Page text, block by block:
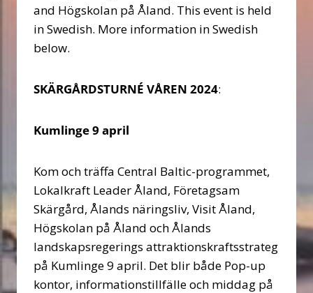
and Högskolan på Åland. This event is held
in Swedish. More information in Swedish
below.
SKÄRGÅRDSTURNÉ VÅREN 2024:
Kumlinge 9 april
Kom och träffa Central Baltic-programmet,
Lokalkraft Leader Åland, Företagsam
Skärgård, Ålands näringsliv, Visit Åland,
Högskolan på Åland och Ålands
landskapsregerings attraktionskraftsstrateg
på Kumlinge 9 april. Det blir både Pop-up
kontor, informationstillfälle och middag på